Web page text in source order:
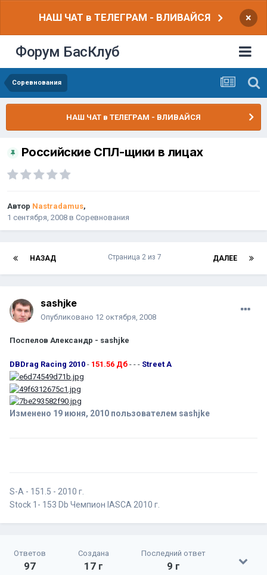
НАШ ЧАТ в ТЕЛЕГРАМ - ВЛИВАЙСЯ ×
Форум БасКлуб
Соревнования
НАШ ЧАТ в ТЕЛЕГРАМ - ВЛИВАЙСЯ
Российские СПЛ-щики в лицах
Автор Nastradamus,
1 сентября, 2008 в Соревнования
НАЗАД ДАЛЕЕ
Страница 2 из 7
sashjke
Опубликовано 12 октября, 2008
Поспелов Александр - sashjke
DBDrag Racing 2010 - 151.56 Дб - - - Street A
Изменено 19 июня, 2010 пользователем sashjke
S-A - 151.5 - 2010 г.
Stock 1- 153 Db Чемпион IASCA 2010 г.
Ответов
97
Создана
17 г
Последний ответ
9 г